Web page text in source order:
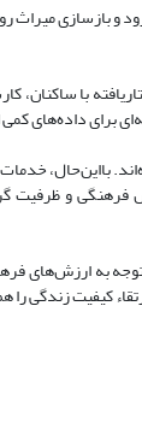
میراث
و روش توصیفی-تحلیلی بهره گرفت. داده‌ها از
برای داده‌های
حمایتی آن تضعیف شده‌اند.
و ظرفیت
به ارزش‌های
کیفیت زندگی